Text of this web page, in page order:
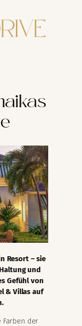
Resort – sie
und
Gefühl von
& Villas auf
Farben der